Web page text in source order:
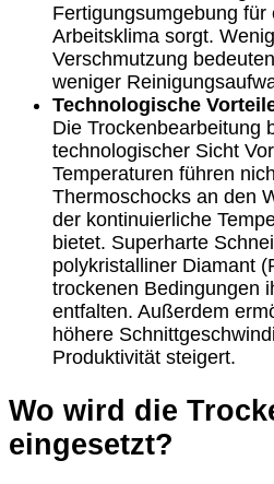
Fertigungsumgebung
Arbeitsklima sorgt.
Verschmutzung
weniger
Technologische
Die Trockenbearbeitung
technologischer Sicht
Temperaturen führen
Thermoschocks an den
der kontinuierliche
bietet. Superharte
polykristalliner Diamant
trockenen Bedingungen
entfalten. Außerdem
höhere
Produktivität steigert.
Wo wird die
eingesetzt?